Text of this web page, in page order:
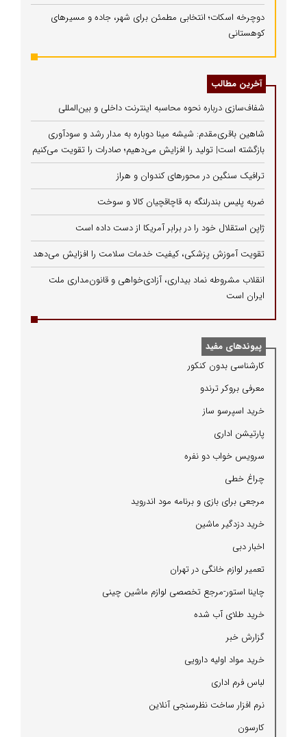
دوچرخه اسکات؛ انتخابی مطمئن برای شهر، جاده و مسیرهای
کوهستانی
آخرین مطالب
شفاف‌سازی درباره نحوه محاسبه اینترنت داخلی و بین‌المللی
شاهین باقری‌مقدم: شیشه مینا دوباره به مدار رشد و سودآوری
بازگشته است| تولید را افزایش می‌دهیم؛ صادرات را تقویت می‌کنیم
ترافیک سنگین در محورهای کندوان و هراز
ضربه پلیس بندرلنگه به قاچاقچیان کالا و سوخت
ژاپن استقلال خود را در برابر آمریکا از دست داده است
تقویت آموزش پزشکی، کیفیت خدمات سلامت را افزایش می‌دهد
انقلاب مشروطه نماد بیداری، آزادی‌خواهی و قانون‌مداری ملت
ایران است
پیوندهای مفید
كارشناسی بدون كنكور
معرفی بروكر ترندو
خرید اسپرسو ساز
پارتیشن اداری
سرویس خواب دو نفره
چراغ خطی
مرجعی برای بازی و برنامه مود اندروید
خرید دزدگیر ماشین
اخبار دبی
تعمیر لوازم خانگی در تهران
چاینا استور-مرجع تخصصی لوازم ماشین چینی
خرید طلای آب شده
گزارش خبر
خرید مواد اولیه دارویی
لباس فرم اداری
نرم افزار ساخت نظرسنجی آنلاین
كارسون